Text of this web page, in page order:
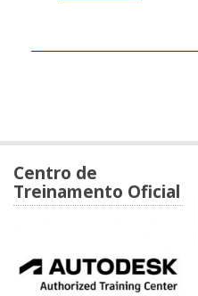
Centro de
Treinamento Oficial